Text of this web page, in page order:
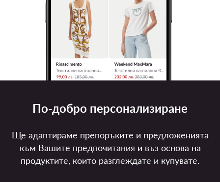
По-добро персонализиране
Ще адаптираме препоръките и предложенията
към Вашите предпочитания и въз основа на
продуктите, които разглеждате и купувате.